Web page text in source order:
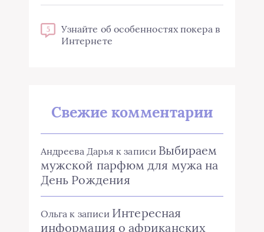
5
Узнайте об особенностях покера в
Интернете
Свежие комментарии
Андреева Дарья к записи Выбираем
мужской парфюм для мужа на
День Рождения
Ольга к записи Интересная
информация о африканских